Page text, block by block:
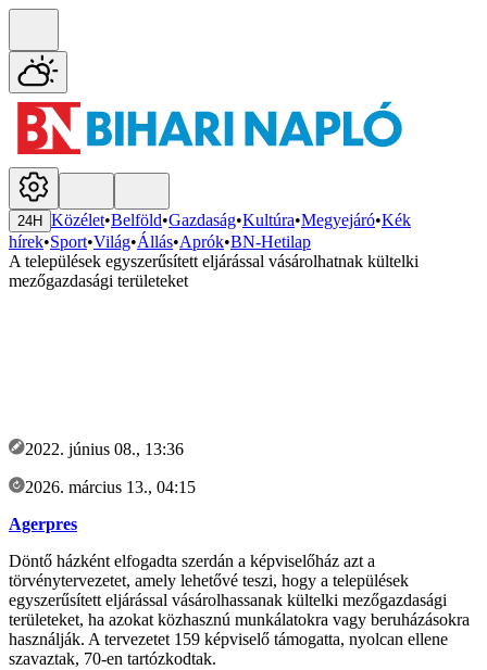
24H Közélet•Belföld•Gazdaság•Kultúra•Megyejáró•Kék
hírek•Sport•Világ•Állás•Aprók•BN-Hetilap
A települések egyszerűsített eljárással vásárolhatnak kültelki
mezőgazdasági területeket
2022. június 08., 13:36
2026. március 13., 04:15
Agerpres
Döntő házként elfogadta szerdán a képviselőház azt a
törvénytervezetet, amely lehetővé teszi, hogy a települések
egyszerűsített eljárással vásárolhassanak kültelki mezőgazdasági
területeket, ha azokat közhasznú munkálatokra vagy beruházásokra
használják. A tervezetet 159 képviselő támogatta, nyolcan ellene
szavaztak, 70-en tartózkodtak.